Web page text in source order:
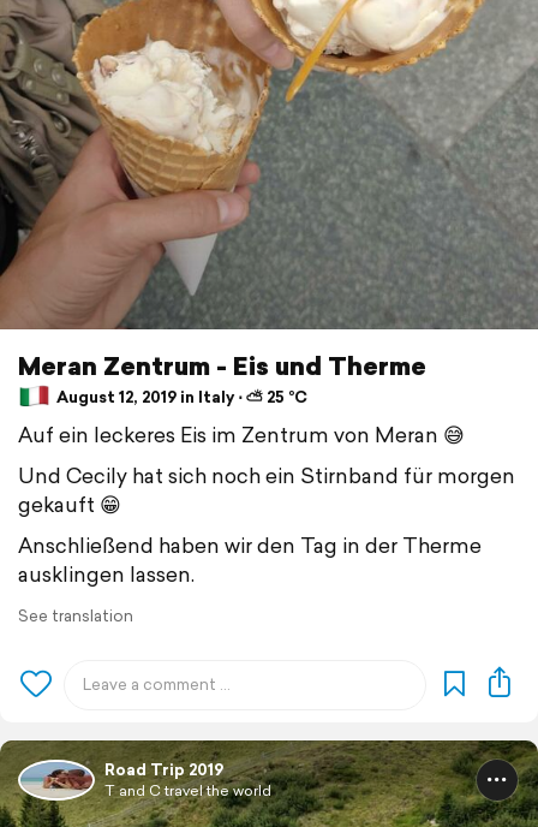
Meran Zentrum - Eis und Therme
August 12, 2019 in Italy ⋅ ⛅ 25 °C
Auf ein leckeres Eis im Zentrum von Meran 😅
Und Cecily hat sich noch ein Stirnband für morgen
gekauft 😁
Anschließend haben wir den Tag in der Therme
ausklingen lassen.
See translation
Road Trip 2019
T and C travel the world